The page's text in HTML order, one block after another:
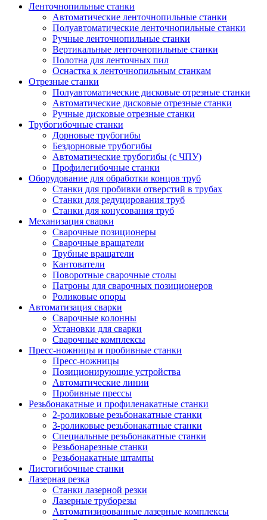
Ленточнопильные станки
Автоматические ленточнопильные станки
Полуавтоматические ленточнопильные станки
Ручные ленточнопильные станки
Вертикальные ленточнопильные станки
Полотна для ленточных пил
Оснастка к ленточнопильным станкам
Отрезные станки
Полуавтоматические дисковые отрезные станки
Автоматические дисковые отрезные станки
Ручные дисковые отрезные станки
Трубогибочные станки
Дорновые трубогибы
Бездорновые трубогибы
Автоматические трубогибы (с ЧПУ)
Профилегибочные станки
Оборудование для обработки концов труб
Станки для пробивки отверстий в трубах
Станки для редуцирования труб
Станки для конусования труб
Механизация сварки
Сварочные позиционеры
Сварочные вращатели
Трубные вращатели
Кантователи
Поворотные сварочные столы
Патроны для сварочных позиционеров
Роликовые опоры
Автоматизация сварки
Сварочные колонны
Установки для сварки
Сварочные комплексы
Пресс-ножницы и пробивные станки
Пресс-ножницы
Позиционирующие устройства
Автоматические линии
Пробивные прессы
Резьбонакатные и профиленакатные станки
2-роликовые резьбонакатные станки
3-роликовые резьбонакатные станки
Специальные резьбонакатные станки
Резьбонарезные станки
Резьбонакатные штампы
Листогибочные станки
Лазерная резка
Станки лазерной резки
Лазерные труборезы
Автоматизированные лазерные комплексы